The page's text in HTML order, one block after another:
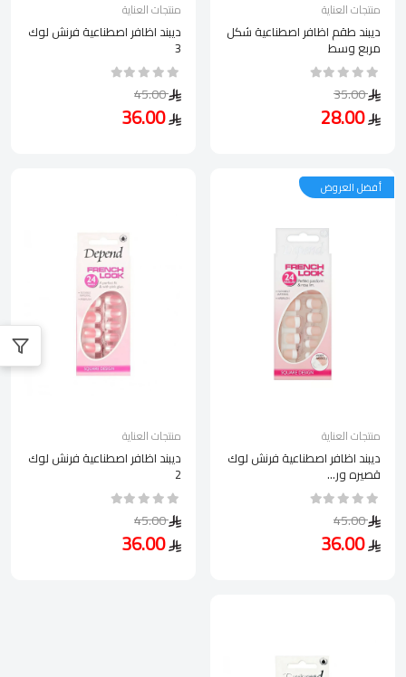
منتجات العناية
ديبند طقم اظافر اصطناعية شكل
مربع وسط
35.00
28.00
منتجات العناية
ديبند اظافر اصطناعية فرنش لوك
3
45.00
36.00
أفضل العروض
منتجات العناية
ديبند اظافر اصطناعية فرنش لوك
قصيره ور...
45.00
36.00
منتجات العناية
ديبند اظافر اصطناعية فرنش لوك
2
45.00
36.00